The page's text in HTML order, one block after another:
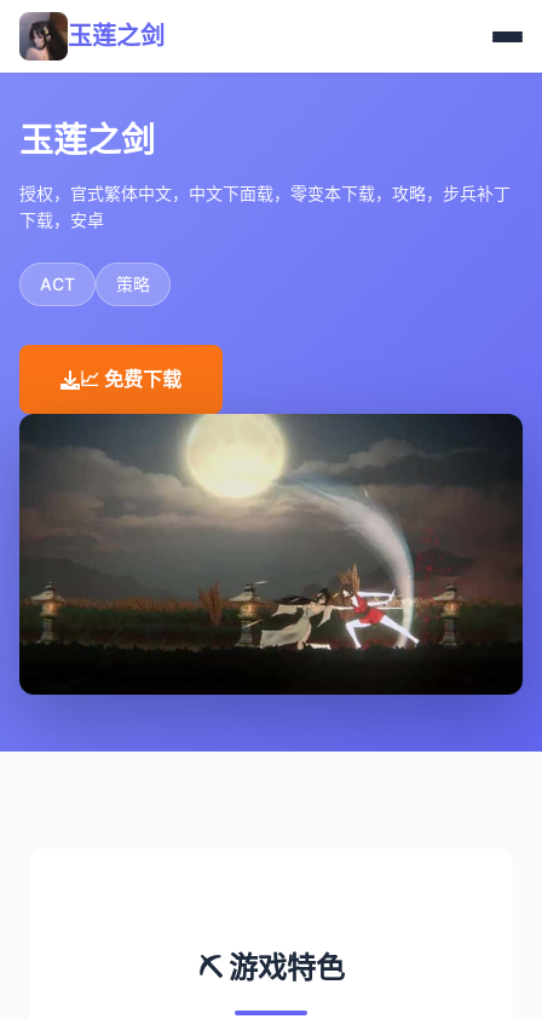
玉莲之剑
玉莲之剑
授权，官式繁体中文，中文下面载，零变本下载，攻略，步兵补丁
下载，安卓
ACT 策略
📈 免费下载
⛏️ 游戏特色